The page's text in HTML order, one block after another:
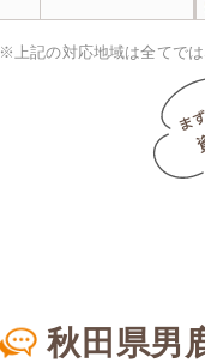
※上記の対応地域は全てで
秋田県男